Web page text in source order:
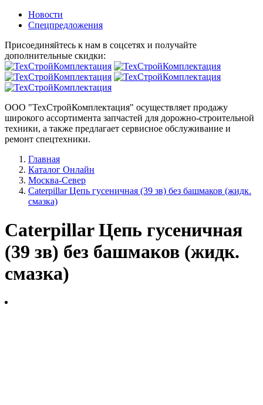
Новости
Спецпредложения
Присоединяйтесь к нам в соцсетях и получайте
дополнительные скидки:
ООО "ТехСтройКомплектация" осуществляет продажу
широкого ассортимента запчастей для дорожно-строительной
техники, а также предлагает сервисное обслуживание и
ремонт спецтехники.
Главная
Каталог Онлайн
Москва-Север
Caterpillar Цепь гусеничная (39 зв) без башмаков (жидк.
смазка)
Caterpillar Цепь гусеничная
(39 зв) без башмаков (жидк.
смазка)